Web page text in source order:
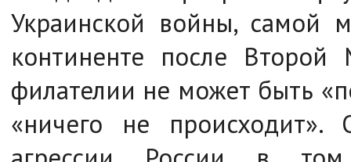
Украинской войны, самой
континенте после
филателии не может быть
«ничего не